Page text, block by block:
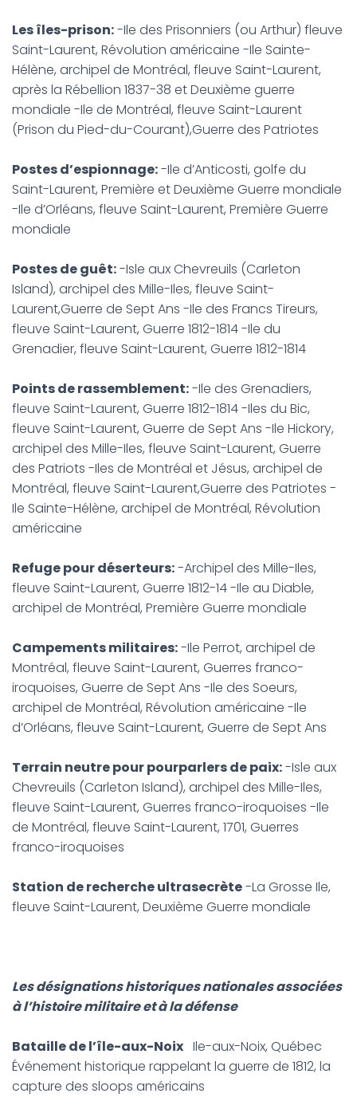
Les îles-prison:-Ile des Prisonniers (ou Arthur) fleuve
Saint-Laurent, Révolution américaine -Ile Sainte-
Hélène, archipel de Montréal, fleuve Saint-Laurent,
après la Rébellion 1837-38 et Deuxième guerre
mondiale -Ile de Montréal, fleuve Saint-Laurent
(Prison du Pied-du-Courant),Guerre des Patriotes
Postes d’espionnage:-Ile d’Anticosti, golfe du
Saint-Laurent, Première et Deuxième Guerre mondiale
-Ile d’Orléans, fleuve Saint-Laurent, Première Guerre
mondiale
Postes de guêt:-Isle aux Chevreuils (Carleton
Island), archipel des Mille-Iles, fleuve Saint-
Laurent,Guerre de Sept Ans -Ile des Francs Tireurs,
fleuve Saint-Laurent, Guerre 1812-1814 -Ile du
Grenadier, fleuve Saint-Laurent, Guerre 1812-1814
Points de rassemblement:-Ile des Grenadiers,
fleuve Saint-Laurent, Guerre 1812-1814 -Iles du Bic,
fleuve Saint-Laurent, Guerre de Sept Ans -Ile Hickory,
archipel des Mille-Iles, fleuve Saint-Laurent, Guerre
des Patriots -Iles de Montréal et Jésus, archipel de
Montréal, fleuve Saint-Laurent,Guerre des Patriotes -
Ile Sainte-Hélène, archipel de Montréal, Révolution
américaine
Refuge pour déserteurs:-Archipel des Mille-Iles,
fleuve Saint-Laurent, Guerre 1812-14 -Ile au Diable,
archipel de Montréal, Première Guerre mondiale
Campements militaires:-Ile Perrot, archipel de
Montréal, fleuve Saint-Laurent, Guerres franco-
iroquoises, Guerre de Sept Ans -Ile des Soeurs,
archipel de Montréal, Révolution américaine -Ile
d’Orléans, fleuve Saint-Laurent, Guerre de Sept Ans
Terrain neutre pour pourparlers de paix:-Isle aux
Chevreuils (Carleton Island), archipel des Mille-Iles,
fleuve Saint-Laurent, Guerres franco-iroquoises -Ile
de Montréal, fleuve Saint-Laurent, 1701, Guerres
franco-iroquoises
Station de recherche ultrasecrète-La Grosse Ile,
fleuve Saint-Laurent, Deuxième Guerre mondiale
Les désignations historiques nationales associées
à l’histoire militaire et à la défense
Bataille de l’île-aux-Noix Ile-aux-Noix, Québec
Événement historique rappelant la guerre de 1812, la
capture des sloops américains